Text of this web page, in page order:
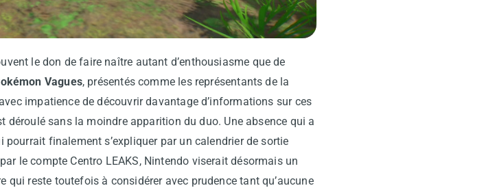
le don de faire naître autant d’enthousiasme que de
Vagues, présentés comme les représentants de la
impatience de découvrir davantage d’informations sur ces
déroulé sans la moindre apparition du duo. Une absence qui a
finalement s’expliquer par un calendrier de sortie
le compte Centro LEAKS, Nintendo viserait désormais un
qui reste toutefois à considérer avec prudence tant qu’aucune